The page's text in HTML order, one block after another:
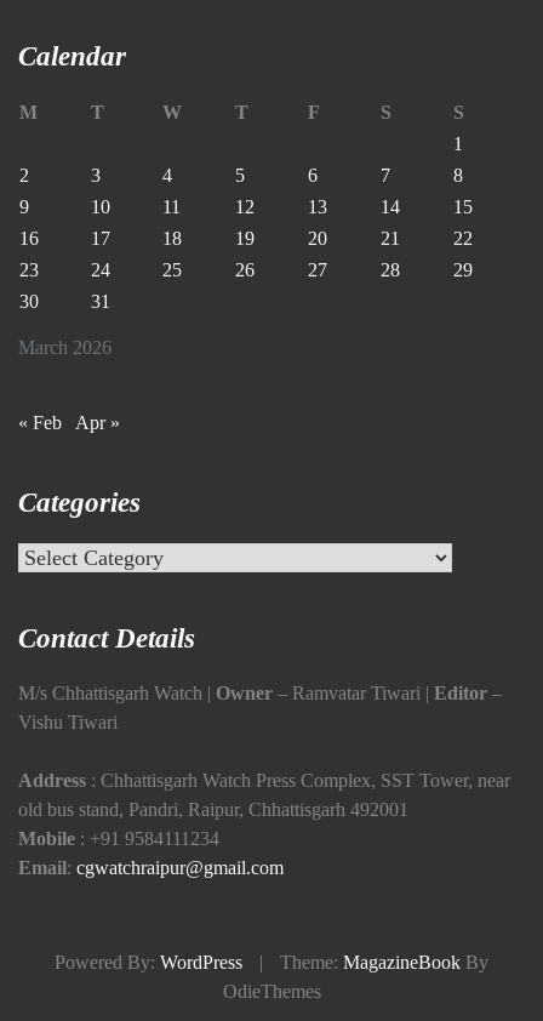
Calendar
March 2026
M T W T F S
S
1
2
3 4 5 6 7
8
9
10 11 12 13 14
15
16
17 18 19 20 21
22
23
24 25 26 27 28
29
30
31
« Feb Apr »
Categories
Categories
Contact Details
M/s Chhattisgarh Watch | Owner – Ramvatar Tiwari | Editor –
Vishu Tiwari
Address : Chhattisgarh Watch Press Complex, SST Tower, near
old bus stand, Pandri, Raipur, Chhattisgarh 492001
Mobile : +91 9584111234
Email: cgwatchraipur@gmail.com
Powered By: WordPress | Theme: MagazineBook By
OdieThemes